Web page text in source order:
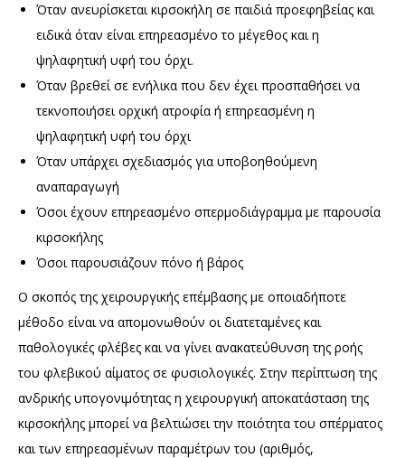
Όταν ανευρίσκεται κιρσοκήλη σε παιδιά προεφηβείας και
ειδικά όταν είναι επηρεασμένο το μέγεθος και η
ψηλαφητική υφή του όρχι.
Όταν βρεθεί σε ενήλικα που δεν έχει προσπαθήσει να
τεκνοποιήσει ορχική ατροφία ή επηρεασμένη η
ψηλαφητική υφή του όρχι
Όταν υπάρχει σχεδιασμός για υποβοηθούμενη
αναπαραγωγή
Όσοι έχουν επηρεασμένο σπερμοδιάγραμμα με παρουσία
κιρσοκήλης
Όσοι παρουσιάζουν πόνο ή βάρος
Ο σκοπός της χειρουργικής επέμβασης με οποιαδήποτε
μέθοδο είναι να απομονωθούν οι διατεταμένες και
παθολογικές φλέβες και να γίνει ανακατεύθυνση της ροής
του φλεβικού αίματος σε φυσιολογικές. Στην περίπτωση της
ανδρικής υπογονιμότητας η χειρουργική αποκατάσταση της
κιρσοκήλης μπορεί να βελτιώσει την ποιότητα του σπέρματος
και των επηρεασμένων παραμέτρων του (αριθμός,